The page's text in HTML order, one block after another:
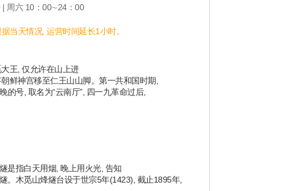
| 周六 10：00∼24：00
当天情况, 运营时间延长1小时。
王, 仅允许在山上进
鲜神宫移至仁王山山脚。第一共和国时期,
的号, 取名为“云南厅”, 四一九革命过后,
是指白天用烟, 晚上用火光, 告知
。木觅山烽燧台设于世宗5年(1423), 截止1895年,